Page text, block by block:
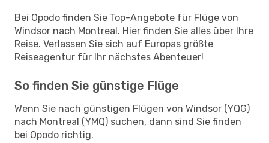
Bei Opodo finden Sie Top-Angebote für Flüge von
Windsor nach Montreal. Hier finden Sie alles über Ihre
Reise. Verlassen Sie sich auf Europas größte
Reiseagentur für Ihr nächstes Abenteuer!
So finden Sie günstige Flüge
Wenn Sie nach günstigen Flügen von Windsor (YQG)
nach Montreal (YMQ) suchen, dann sind Sie finden
bei Opodo richtig.